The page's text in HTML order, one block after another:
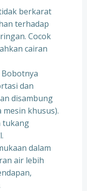
berkarat
terhadap
Cocok
cairan
Bobotnya
dan
disambung
khusus).
tukang
dalam
air lebih